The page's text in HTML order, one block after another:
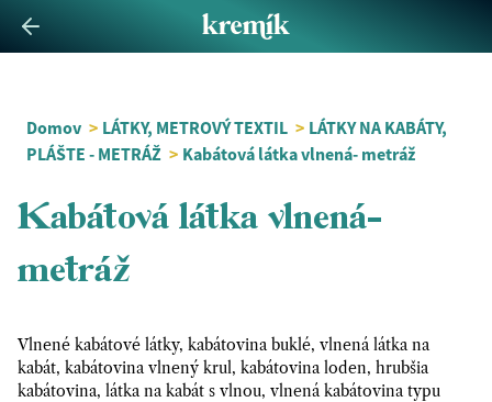
Domov > LÁTKY, METROVÝ TEXTIL > LÁTKY NA KABÁTY,
PLÁŠTE - METRÁŽ > Kabátová látka vlnená- metráž
Kabátová látka vlnená-
metráž
Vlnené kabátové látky, kabátovina buklé, vlnená látka na
kabát, kabátovina vlnený krul, kabátovina loden, hrubšia
kabátovina, látka na kabát s vlnou, vlnená kabátovina typu